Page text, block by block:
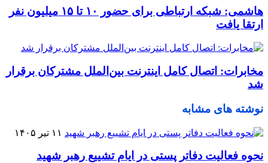
هاشمی: شبکه ارتباطی برای حضور ۱۰ تا ۱۵ میلیون نفر
ارتقا یافت
مخابرات: اتصال کامل اینترنت بین‌الملل مشترکان برقرار
شد
نوشته های مشابه
۱۱ تیر ۱۴۰۵
نحوه فعالیت دفاتر پستی در ایام تشییع رهبر شهید